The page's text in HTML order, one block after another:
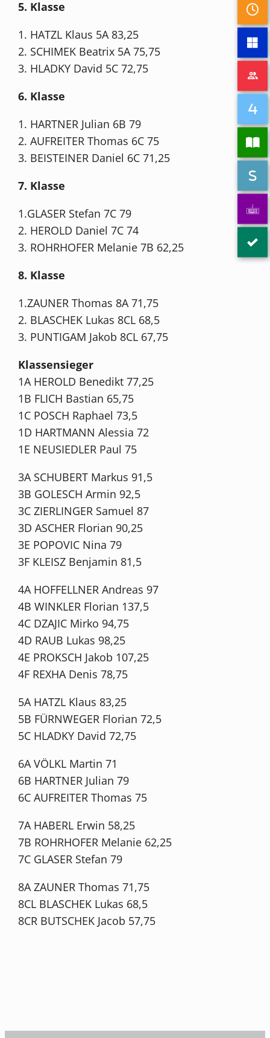
5. Klasse
1. HATZL Klaus 5A 83,25
2. SCHIMEK Beatrix 5A 75,75
3. HLADKY David 5C 72,75
6. Klasse
1. HARTNER Julian 6B 79
2. AUFREITER Thomas 6C 75
3. BEISTEINER Daniel 6C 71,25
7. Klasse
1.GLASER Stefan 7C 79
2. HEROLD Daniel 7C 74
3. ROHRHOFER Melanie 7B 62,25
8. Klasse
1.ZAUNER Thomas 8A 71,75
2. BLASCHEK Lukas 8CL 68,5
3. PUNTIGAM Jakob 8CL 67,75
Klassensieger
1A HEROLD Benedikt 77,25
1B FLICH Bastian 65,75
1C POSCH Raphael 73,5
1D HARTMANN Alessia 72
1E NEUSIEDLER Paul 75
3A SCHUBERT Markus 91,5
3B GOLESCH Armin 92,5
3C ZIERLINGER Samuel 87
3D ASCHER Florian 90,25
3E POPOVIC Nina 79
3F KLEISZ Benjamin 81,5
4A HOFFELLNER Andreas 97
4B WINKLER Florian 137,5
4C DZAJIC Mirko 94,75
4D RAUB Lukas 98,25
4E PROKSCH Jakob 107,25
4F REXHA Denis 78,75
5A HATZL Klaus 83,25
5B FÜRNWEGER Florian 72,5
5C HLADKY David 72,75
6A VÖLKL Martin 71
6B HARTNER Julian 79
6C AUFREITER Thomas 75
7A HABERL Erwin 58,25
7B ROHRHOFER Melanie 62,25
7C GLASER Stefan 79
8A ZAUNER Thomas 71,75
8CL BLASCHEK Lukas 68,5
8CR BUTSCHEK Jacob 57,75